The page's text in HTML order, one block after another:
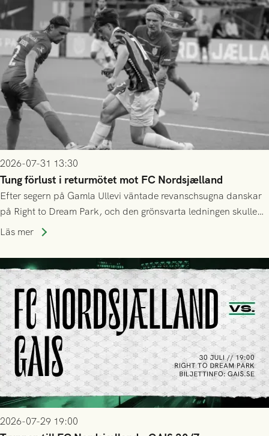
2026-07-31 13:30
Tung förlust i returmötet mot FC Nordsjælland
Efter segern på Gamla Ullevi väntade revanschsugna danskar
på Right to Dream Park, och den grönsvarta ledningen skulle
upphöra efter mindre än kvarten spelad. På lika mark visade
tennissiffror och det grönsvarta europaäventyret tog slut.
Läs mer
2026-07-29 19:00